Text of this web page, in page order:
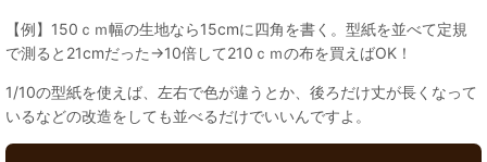
【例】150ｃｍ幅の生地なら15cmに四角を書く。型紙を並べて定規
で測ると21cmだった→10倍して210ｃｍの布を買えばOK！
1/10の型紙を使えば、左右で色が違うとか、後ろだけ丈が長くなって
いるなどの改造をしても並べるだけでいいんですよ。